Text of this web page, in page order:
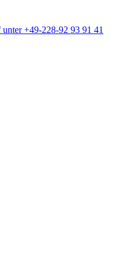
+49-228-92 93 91 41